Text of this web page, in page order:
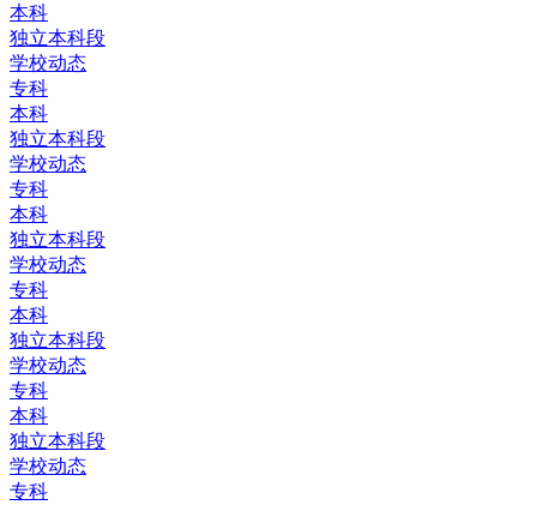
本科
独立本科段
学校动态
专科
本科
独立本科段
学校动态
专科
本科
独立本科段
学校动态
专科
本科
独立本科段
学校动态
专科
本科
独立本科段
学校动态
专科